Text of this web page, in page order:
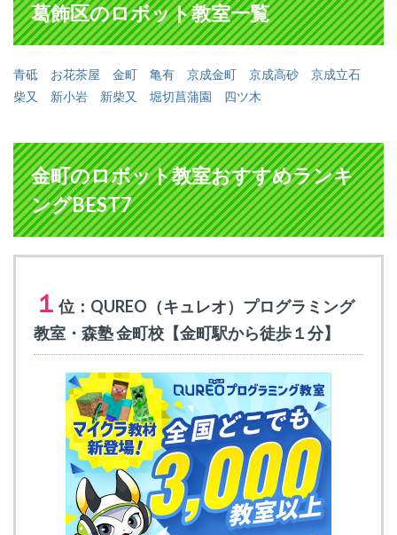
葛飾区のロボット教室一覧
青砥 お花茶屋 金町 亀有 京成金町 京成高砂
京成立石
柴又
新小岩 新柴又 堀切菖蒲園 四ツ木
金町のロボット教室おすすめランキ
ングBEST7
１ 位：QUREO（キュレオ）プログラミング
教室・森塾 金町校【金町駅から徒歩１分】